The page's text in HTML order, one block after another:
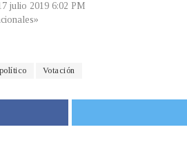
julio 2019 6:02 PM
Votación